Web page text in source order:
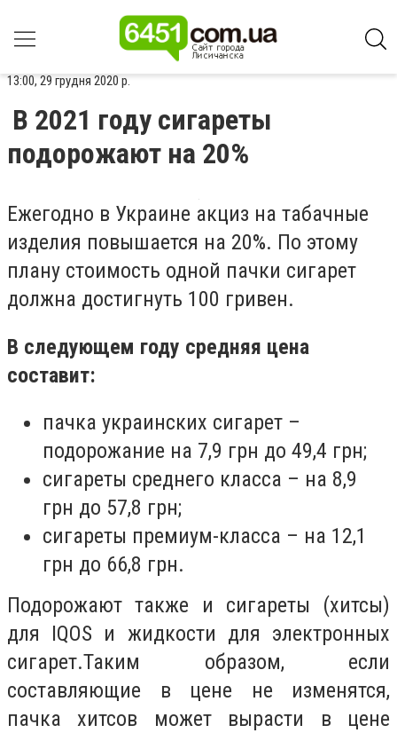
13:00, 29 грудня 2020 р.
В 2021 году сигареты
подорожают на 20%
Ежегодно в Украине акциз на табачные
изделия повышается на 20%. По этому
плану стоимость одной пачки сигарет
должна достигнуть 100 гривен.
В следующем году средняя цена
составит:
пачка украинских сигарет –
подорожание на 7,9 грн до 49,4 грн;
сигареты среднего класса – на 8,9
грн до 57,8 грн;
сигареты премиум-класса – на 12,1
грн до 66,8 грн.
Подорожают также и сигареты (хитсы)
для IQOS и жидкости для электронных
сигарет.Таким образом, если
составляющие в цене не изменятся,
пачка хитсов может вырасти в цене